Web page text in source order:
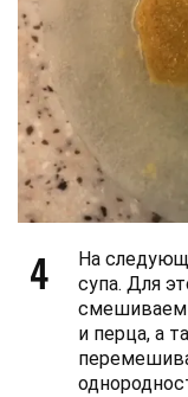
4
На
супа. Для
смешиваем
и перца, а